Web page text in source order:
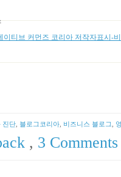
이티브 커먼즈 코리아 저작자표시-
진단, 블로그코리아, 비즈니스 블로그
, 3 Comments